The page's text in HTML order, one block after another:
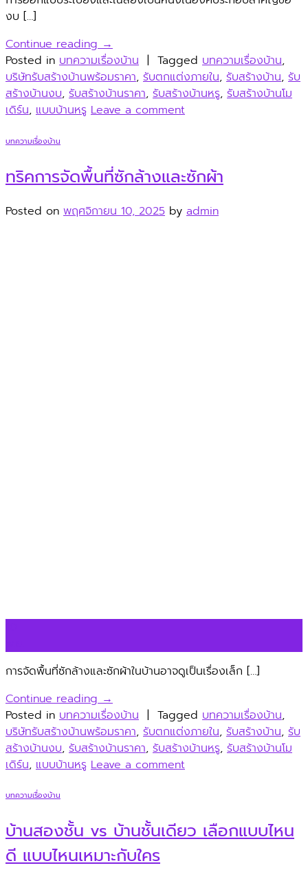
งบ […]
Continue reading →
Posted in บทความเรื่องบ้าน | Tagged บทความเรื่องบ้าน,
บริษัทรับสร้างบ้านพร้อมราคา, รับตกแต่งภายใน, รับสร้างบ้าน, รับ
สร้างบ้านงบ, รับสร้างบ้านราคา, รับสร้างบ้านหรู, รับสร้างบ้านโม
เดิร์น, แบบบ้านหรู Leave a comment
บทความเรื่องบ้าน
ทริคการจัดพื้นที่ซักล้างและซักผ้า
Posted on พฤศจิกายน 10, 2025 by admin
การจัดพื้นที่ซักล้างและซักผ้าในบ้านอาจดูเป็นเรื่องเล็ก […]
Continue reading →
Posted in บทความเรื่องบ้าน | Tagged บทความเรื่องบ้าน,
บริษัทรับสร้างบ้านพร้อมราคา, รับตกแต่งภายใน, รับสร้างบ้าน, รับ
สร้างบ้านงบ, รับสร้างบ้านราคา, รับสร้างบ้านหรู, รับสร้างบ้านโม
เดิร์น, แบบบ้านหรู Leave a comment
บทความเรื่องบ้าน
บ้านสองชั้น vs บ้านชั้นเดียว เลือกแบบไหน
ดี แบบไหนเหมาะกับใคร